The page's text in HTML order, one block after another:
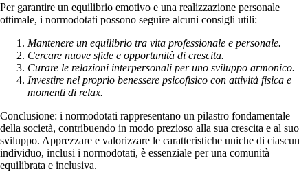
Per garantire un equilibrio emotivo e una realizzazione personale
ottimale, i normodotati possono seguire alcuni consigli utili:
Mantenere un equilibrio tra vita professionale e personale.
Cercare nuove sfide e opportunità di crescita.
Curare le relazioni interpersonali per uno sviluppo armonico.
Investire nel proprio benessere psicofisico con attività fisica e
momenti di relax.
Conclusione: i normodotati rappresentano un pilastro fondamentale
della società, contribuendo in modo prezioso alla sua crescita e al suo
sviluppo. Apprezzare e valorizzare le caratteristiche uniche di ciascun
individuo, inclusi i normodotati, è essenziale per una comunità
equilibrata e inclusiva.